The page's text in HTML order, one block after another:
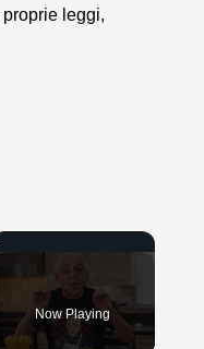
leggi,
Now Playing